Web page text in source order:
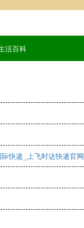
活百科
快递_上飞时达快递官网